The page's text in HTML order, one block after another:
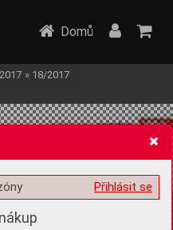
volitelných informací
Domů
» 18/2017
Přihlásit se